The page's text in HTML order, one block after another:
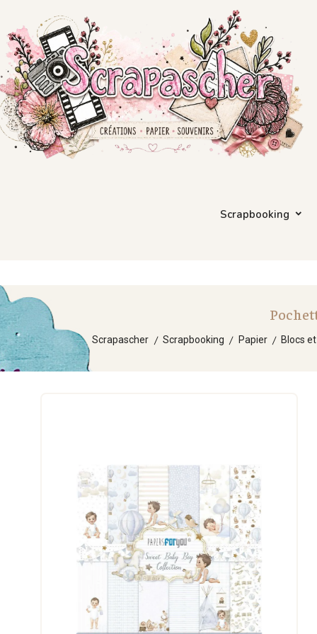
Scrapbooking
Scrapascher Scrapbooking Papier Blocs